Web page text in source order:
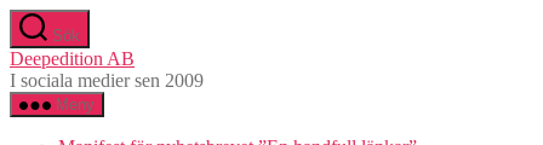
Hoppa
till
innehåll
Sök
Deepedition AB
I sociala medier sen 2009
Meny